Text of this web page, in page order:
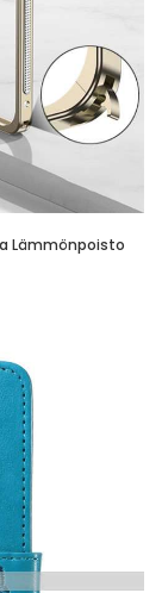
Lämmönpoisto